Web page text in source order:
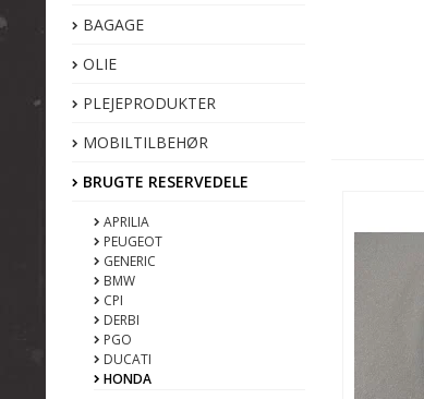
BAGAGE
OLIE
PLEJEPRODUKTER
MOBILTILBEHØR
BRUGTE RESERVEDELE
APRILIA
PEUGEOT
GENERIC
BMW
CPI
DERBI
PGO
DUCATI
HONDA